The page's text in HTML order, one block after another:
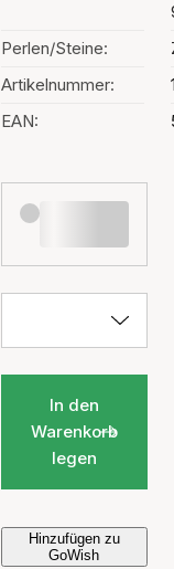
Perlen/Steine:
Artikelnummer:
EAN:
In den
Warenkorb
legen
Hinzufügen zu
GoWish